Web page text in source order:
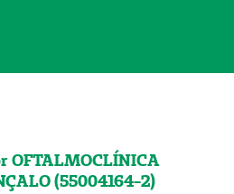
OFTALMOCLÍNICA
(55004164-2)